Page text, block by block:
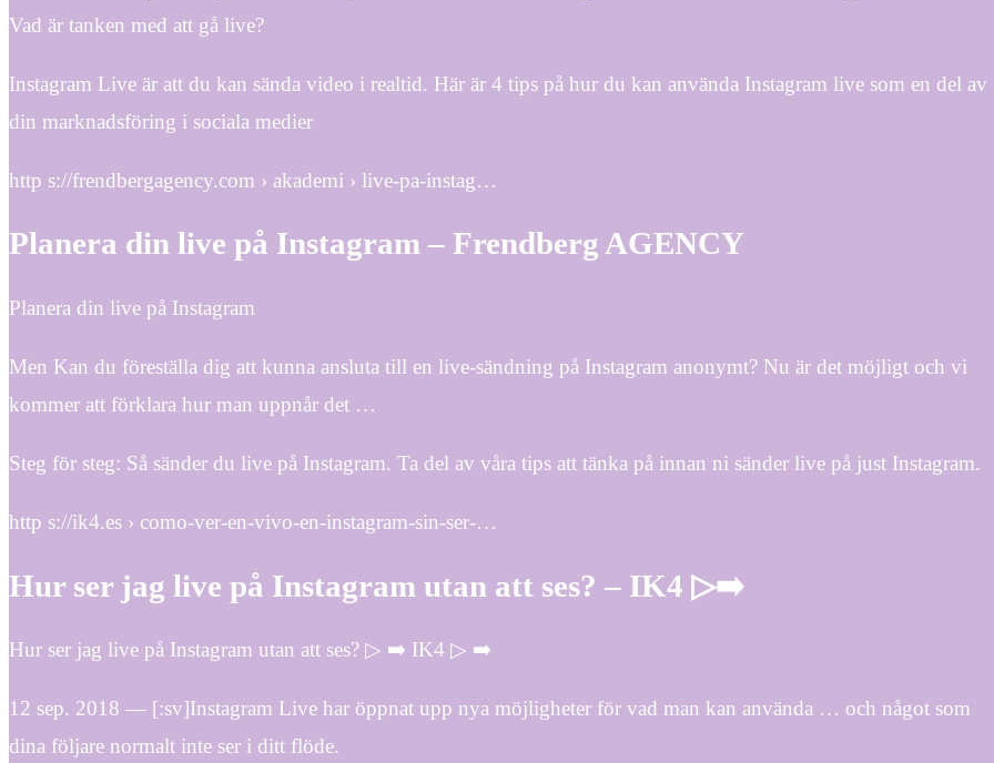
Vad är tanken med att gå live?
Instagram Live är att du kan sända video i realtid. Här är 4 tips på hur du kan använda Instagram live som en del av
din marknadsföring i sociala medier
http s://frendbergagency.com › akademi › live-pa-instag…
Planera din live på Instagram – Frendberg AGENCY
Planera din live på Instagram
Men Kan du föreställa dig att kunna ansluta till en live-sändning på Instagram anonymt? Nu är det möjligt och vi
kommer att förklara hur man uppnår det …
Steg för steg: Så sänder du live på Instagram. Ta del av våra tips att tänka på innan ni sänder live på just Instagram.
http s://ik4.es › como-ver-en-vivo-en-instagram-sin-ser-…
Hur ser jag live på Instagram utan att ses? – IK4 ▷➡️
Hur ser jag live på Instagram utan att ses? ▷ ➡️ IK4 ▷ ➡️
12 sep. 2018 — [:sv]Instagram Live har öppnat upp nya möjligheter för vad man kan använda … och något som
dina följare normalt inte ser i ditt flöde.